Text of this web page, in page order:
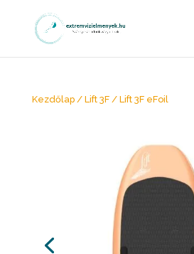
Kezdőlap/ Lift 3F/ Lift 3F eFoil